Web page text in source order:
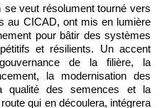
veut résolument tourné vers
au CICAD, ont mis en lumière
pour bâtir des systèmes
et résilients. Un accent
de la filière, la
la modernisation des
qualité des semences et la
qui en découlera, intégrera